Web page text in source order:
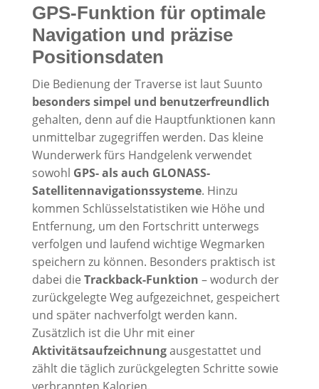
GPS-Funktion für optimale
Navigation und präzise
Positionsdaten
Die Bedienung der Traverse ist laut Suunto
besonders simpel und benutzerfreundlich
gehalten, denn auf die Hauptfunktionen kann
unmittelbar zugegriffen werden. Das kleine
Wunderwerk fürs Handgelenk verwendet
sowohl GPS- als auch GLONASS-
Satellitennavigationssysteme. Hinzu
kommen Schlüsselstatistiken wie Höhe und
Entfernung, um den Fortschritt unterwegs
verfolgen und laufend wichtige Wegmarken
speichern zu können. Besonders praktisch ist
dabei die Trackback-Funktion – wodurch der
zurückgelegte Weg aufgezeichnet, gespeichert
und später nachverfolgt werden kann.
Zusätzlich ist die Uhr mit einer
Aktivitätsaufzeichnungausgestattet und
zählt die täglich zurückgelegten Schritte sowie